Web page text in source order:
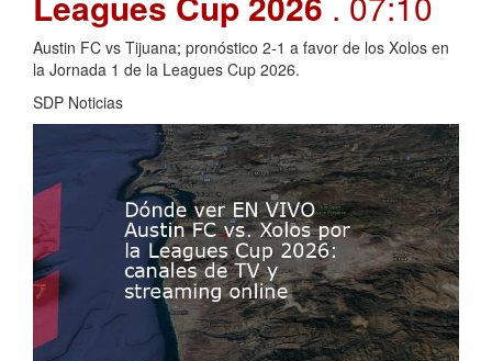
Austin FC vs Tijuana; pronóstico 2-1 a favor de los Xolos en
la Jornada 1 de la Leagues Cup 2026.
SDP Noticias